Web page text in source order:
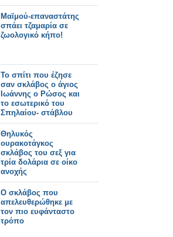
Μαϊμού-επαναστάτης
σπάει τζαμαρία σε
ζωολογικό κήπο!
Το σπίτι που έζησε
σαν σκλάβος ο άγιος
Ιωάννης ο Ρώσος και
το εσωτερικό του
Σπηλαίου- στάβλου
Θηλυκός
ουρακοτάγκος
σκλάβος του σεξ για
τρία δολάρια σε οίκο
ανοχής
Ο σκλάβος που
απελευθερώθηκε με
τον πιο ευφάνταστο
τρόπο